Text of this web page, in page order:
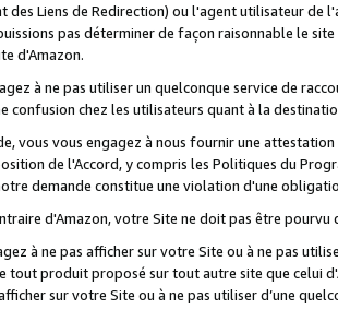
des Liens de Redirection) ou l'agent utilisateur
pas déterminer de façon raisonnable le
d'Amazon.
à ne pas utiliser un quelconque service de
confusion chez les utilisateurs quant à la
vous vous engagez à nous fournir une
de l'Accord, y compris les Politiques du
demande constitue une violation d'une
d'Amazon, votre Site ne doit pas être
à ne pas afficher sur votre Site ou à ne pas
tout produit proposé sur tout autre site que celui
sur votre Site ou à ne pas utiliser d’une